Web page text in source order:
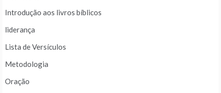
Introdução aos livros bíblicos
liderança
Lista de Versículos
Metodologia
Oração